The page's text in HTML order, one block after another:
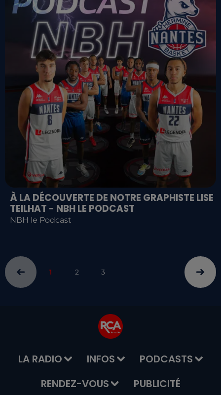
À LA DÉCOUVERTE DE NOTRE GRAPHISTE LISE
TEILHAT - NBH LE PODCAST
NBH le Podcast
1 2 3
LA RADIO INFOS
PODCASTS
RENDEZ-VOUS
PUBLICITÉ